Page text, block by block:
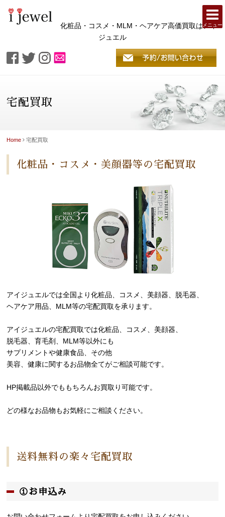
メニュー
化粧品・コスメ・MLM・ヘアケア高価買取はアイ
ジュエル
宅配買取
Home 宅配買取
化粧品・コスメ・美顔器等の宅配買取
アイジュエルでは全国より化粧品、コスメ、美顔器、脱毛器、
ヘアケア用品、MLM等の宅配買取を承ります。
アイジュエルの宅配買取では化粧品、コスメ、美顔器、
脱毛器、育毛剤、MLM等以外にも
サプリメントや健康食品、その他
美容、健康に関するお品物全てがご相談可能です。
HP掲載品以外でももちろんお買取り可能です。
どの様なお品物もお気軽にご相談ください。
送料無料の楽々宅配買取
①お申込み